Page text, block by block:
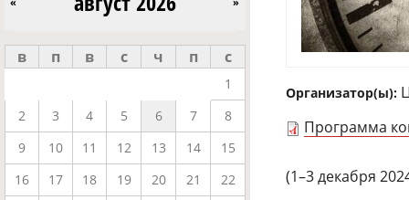
« »
в п в с ч п с
1
2
3 4 5 6 7
8
9
10 11 12 13 14
15
16
17 18 19 20 21
22
Организатор(ы):
Программа
(1–3 декабря